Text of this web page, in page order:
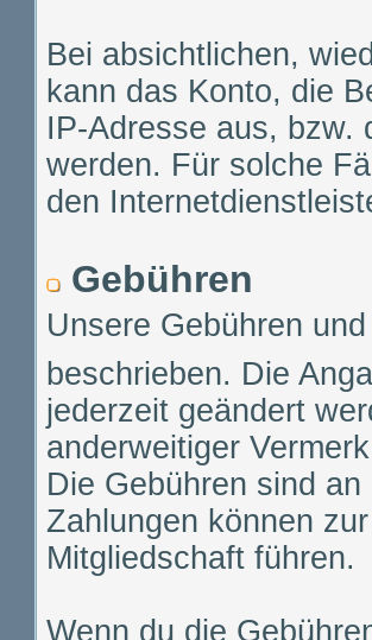
Bei absichtlichen,
kann das Konto, die
IP-Adresse aus, bzw.
werden. Für solche
den
Gebühren
Unsere Gebühren und
beschrieben. Die
jederzeit geändert
anderweitiger
Die Gebühren sind
Zahlungen können
Mitgliedschaft führen.
Wenn du die